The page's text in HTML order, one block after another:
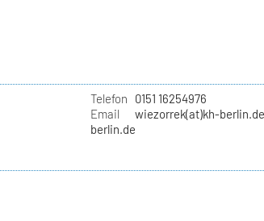
Telefon
0151 16254976
Email
wiezorrek(at)kh-
berlin.de